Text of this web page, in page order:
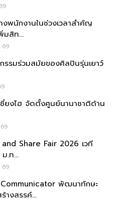
พนักงานในช่วงเวลาสำคัญ
มสิท...
69
รรมร่วมสมัยของศิลปินรุ่นเยาว์
ยงไฮ จัดตั้งศูนย์นานาชาติด้าน
Share Fair 2026 เวที
.ท...
69
พัฒนาทักษะ
งสรรค์...